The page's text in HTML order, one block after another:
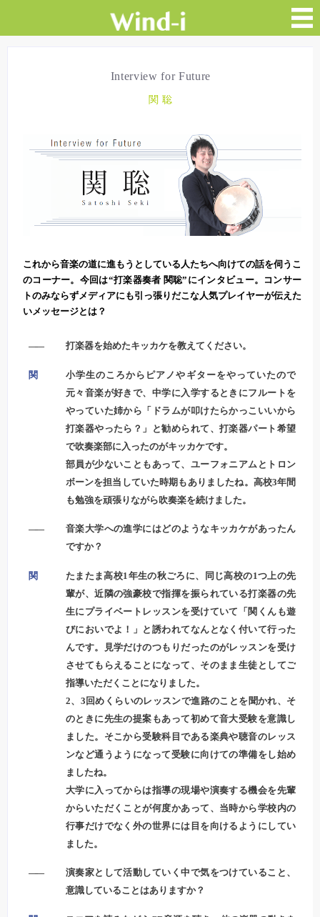
Interview for Future
関 聡
これから音楽の道に進もうとしている人たちへ向けての話を伺うこ
のコーナー。今回は“打楽器奏者 関聡”にインタビュー。コンサー
トのみならずメディアにも引っ張りだこな人気プレイヤーが伝えた
いメッセージとは？
―― 打楽器を始めたキッカケを教えてください。
関
小学生のころからピアノやギターをやっていたので
元々音楽が好きで、中学に入学するときにフルートを
やっていた姉から「ドラムが叩けたらかっこいいから
打楽器やったら？」と勧められて、打楽器パート希望
で吹奏楽部に入ったのがキッカケです。
部員が少ないこともあって、ユーフォニアムとトロン
ボーンを担当していた時期もありましたね。高校3年間
も勉強を頑張りながら吹奏楽を続けました。
――
音楽大学への進学にはどのようなキッカケがあったん
ですか？
関
たまたま高校1年生の秋ごろに、同じ高校の1つ上の先
輩が、近隣の強豪校で指揮を振られている打楽器の先
生にプライベートレッスンを受けていて「関くんも遊
びにおいでよ！」と誘われてなんとなく付いて行った
んです。見学だけのつもりだったのがレッスンを受け
させてもらえることになって、そのまま生徒としてご
指導いただくことになりました。
2、3回めくらいのレッスンで進路のことを聞かれ、そ
のときに先生の提案もあって初めて音大受験を意識し
ました。そこから受験科目である楽典や聴音のレッス
ンなど通うようになって受験に向けての準備をし始め
ましたね。
大学に入ってからは指導の現場や演奏する機会を先輩
からいただくことが何度かあって、当時から学校内の
行事だけでなく外の世界には目を向けるようにしてい
ました。
――
演奏家として活動していく中で気をつけていること、
意識していることはありますか？